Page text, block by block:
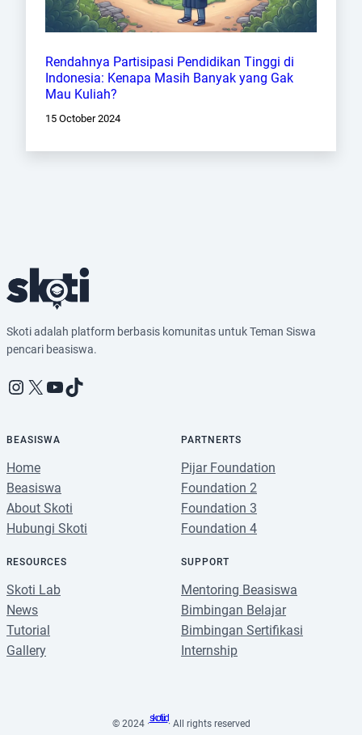
Rendahnya Partisipasi Pendidikan Tinggi di
Indonesia: Kenapa Masih Banyak yang Gak
Mau Kuliah?
15 October 2024
Skoti adalah platform berbasis komunitas untuk Teman Siswa
pencari beasiswa.
Instagram X YouTube TikTok
BEASISWA
Home
Beasiswa
About Skoti
Hubungi Skoti
PARTNERTS
Pijar Foundation
Foundation 2
Foundation 3
Foundation 4
RESOURCES
Skoti Lab
News
Tutorial
Gallery
SUPPORT
Mentoring Beasiswa
Bimbingan Belajar
Bimbingan Sertifikasi
Internship
© 2024 ·
skoti.id
· All rights reserved